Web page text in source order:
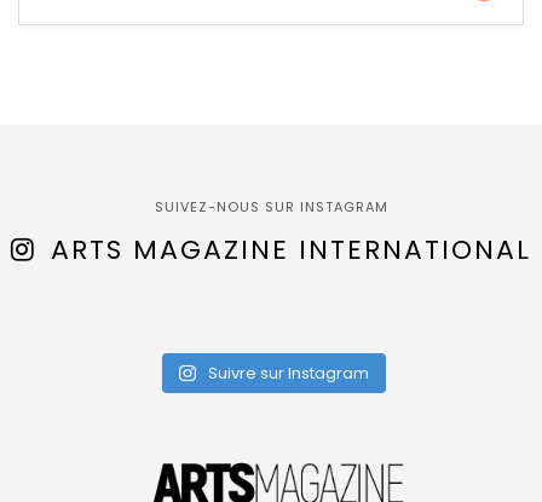
SUIVEZ-NOUS SUR INSTAGRAM
ARTS MAGAZINE INTERNATIONAL
Suivre sur Instagram